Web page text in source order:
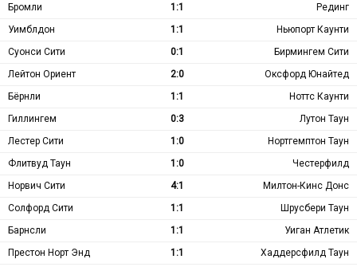
Бромли
1:1
Рединг
Уимблдон
1:1
Ньюпорт Каунти
Суонси Сити
0:1
Бирмингем Сити
Лейтон Ориент
2:0
Оксфорд Юнайтед
Бёрнли
1:1
Ноттс Каунти
Гиллингем
0:3
Лутон Таун
Лестер Сити
1:0
Нортгемптон Таун
Флитвуд Таун
1:0
Честерфилд
Норвич Сити
4:1
Милтон-Кинс Донс
Солфорд Сити
1:1
Шрусбери Таун
Барнсли
1:1
Уиган Атлетик
Престон Норт Энд
1:1
Хаддерсфилд Таун